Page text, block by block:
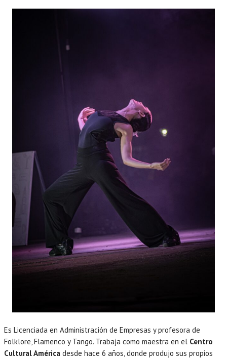
Es Licenciada en Administración de Empresas y profesora de
Folklore, Flamenco y Tango. Trabaja como maestra en el Centro
Cultural América desde hace 6 años, donde produjo sus propios